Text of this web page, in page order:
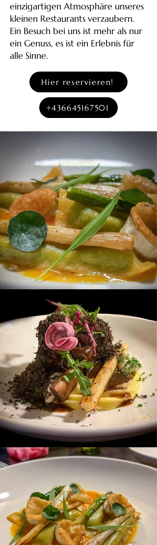
einzigartigen Atmosphäre unseres
kleinen Restaurants verzaubern.
Ein Besuch bei uns ist mehr als nur
ein Genuss, es ist ein Erlebnis für
alle Sinne.
Hier reservieren!
+436645167501